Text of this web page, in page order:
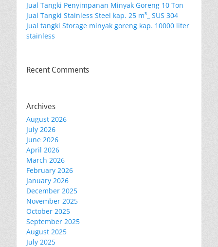
Jual Tangki Penyimpanan Minyak Goreng 10 Ton
Jual Tangki Stainless Steel kap. 25 m³_ SUS 304
Jual tangki Storage minyak goreng kap. 10000 liter
stainless
Recent Comments
Archives
August 2026
July 2026
June 2026
April 2026
March 2026
February 2026
January 2026
December 2025
November 2025
October 2025
September 2025
August 2025
July 2025